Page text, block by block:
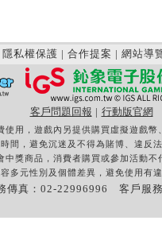
隱私權保護 | 合作提案 | 網站導
客戶問題回報 | 行動版官網
用，遊戲內另提供購買虛擬遊戲幣
間，避免沉迷及不得為賭博、違反法
獎商品，消費者購買或參加活動不
多元性別及個體差異，避免使用有違
真：02-22996996 客戶服務